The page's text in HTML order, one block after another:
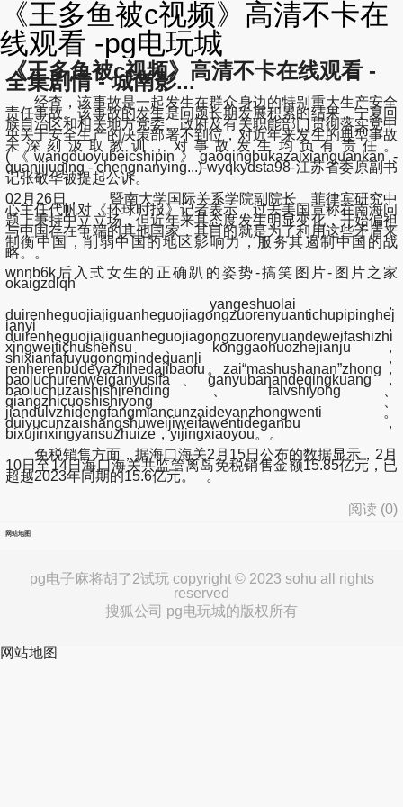
《王多鱼被c视频》高清不卡在
线观看 -pg电玩城
《王多鱼被c视频》高清不卡在线观看 -
全集剧情 - 城南影...
经查，该事故是一起发生在群众身边的特别重大生产安全
责任事故。该事故的发生是问题长期发展积累的结果，宁夏回
族自治区和相关地方党委、政府及有关职能部门贯彻落实党中
央关于安全生产的决策部署不到位，对近年来发生的典型事故
未深刻汲取教训，对事故发生均负有责任。
(《wangduoyubeicshipin》gaoqingbukazaixianguankan -
quanjijuqing - chengnanying...)-wyqkydsta98-江苏省委原副书
记张敬华被提起公诉。
02月26日， 暨南大学国际关系学院副院长、菲律宾研究中
心主任代帆对《环球时报》记者表示，过去美国宣称在南海问
题上秉持中立立场，但近年来其态度发生明显变化，开始偏袒
与中国存在争端的其他国家，其目的就是为了利用这些矛盾来
制衡中国，削弱中国的地区影响力，服务其遏制中国的战
略。。
wnnb6k后入式女生的正确趴的姿势-搞笑图片-图片之家
okaigzdlqh
yangeshuolai，
duirenheguojiajiguanheguojiagongzuorenyuantichupipinghej
ianyi，
duirenheguojiajiguanheguojiagongzuorenyuandeweifashizhi
xingweitichushensu、konggaohuozhejianju，
shixianfafuyugongmindequanli，
renherenbudeyazhihedajibaofu。zai“mashushanan”zhong，
baoluchurenweiganyusifa、ganyubanandeqingkuang，
baoluchuzaishishirending、falvshiyong、
qiangzhicuoshishiyong、
jiandulvzhidengfangmiancunzaideyanzhongwenti。
duiyucunzaishangshuweijiweifawentideganbu，
bixujinxingyansuzhuize，yijingxiaoyou。。
免税销售方面，据海口海关2月15日公布的数据显示，2月
10日至14日海口海关共监管离岛免税销售金额15.85亿元，已
超越2023年同期的15.6亿元。 。
阅读 (0)
网站地图
pg电子麻将胡了2试玩 copyright © 2023 sohu all rights
reserved
搜狐公司 pg电玩城的版权所有
网站地图